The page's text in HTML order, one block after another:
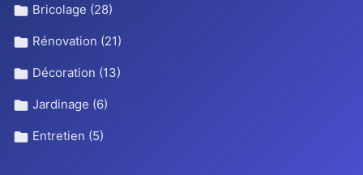
Bricolage (28)
Rénovation (21)
Décoration (13)
Jardinage (6)
Entretien (5)